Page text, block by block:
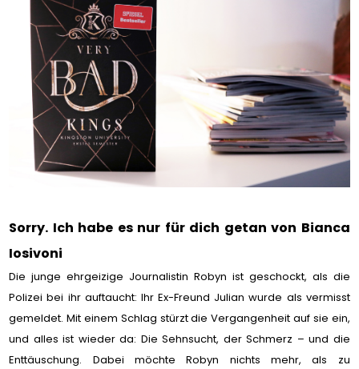
Sorry. Ich habe es nur für dich getan von Bianca
Iosivoni
Die junge ehrgeizige Journalistin Robyn ist geschockt, als die
Polizei bei ihr auftaucht: Ihr Ex-Freund Julian wurde als vermisst
gemeldet. Mit einem Schlag stürzt die Vergangenheit auf sie ein,
und alles ist wieder da: Die Sehnsucht, der Schmerz – und die
Enttäuschung. Dabei möchte Robyn nichts mehr, als zu